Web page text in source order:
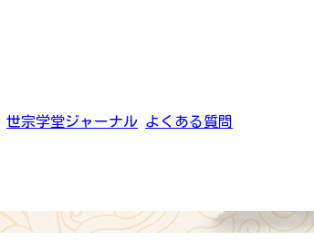
世宗学堂ジャーナル よくある質問